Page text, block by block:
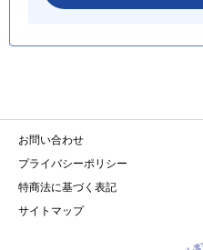
お問い合わせ
プライバシーポリシー
特商法に基づく表記
サイトマップ